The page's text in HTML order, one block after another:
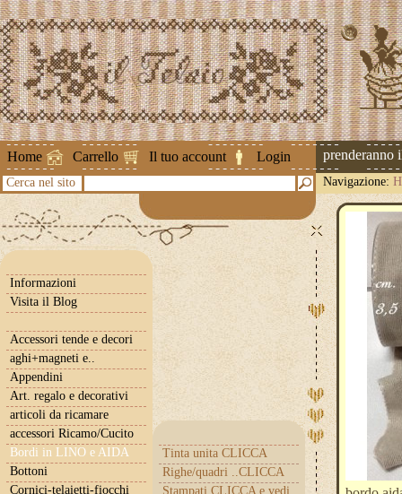
Home Carrello Il tuo account Login
Attenzione ! Le spedizioni riprenderanno il 2
Cerca nel sito Navigazione:
Informazioni
Visita il Blog
Accessori tende e decori
aghi+magneti e..
Appendini
Art. regalo e decorativi
articoli da ricamare
accessori Ricamo/Cucito
Bordi in LINO e AIDA
Tinta unita CLICCA
Righe/quadri ..CLICCA
Stampati CLICCA e vedi
Bottoni
Cornici-telaietti-fiocchi